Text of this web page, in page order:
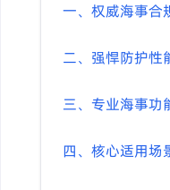
一、权威海事合
二、强悍防护性
三、专业海事功
四、核心适用场